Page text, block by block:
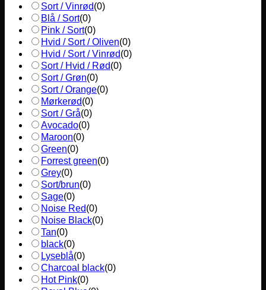
Sort / Vinrød(0)
Blå / Sort(0)
Pink / Sort(0)
Hvid / Sort / Oliven(0)
Hvid / Sort / Vinrød(0)
Sort / Hvid / Rød(0)
Sort / Grøn(0)
Sort / Orange(0)
Mørkerød(0)
Sort / Grå(0)
Avocado(0)
Maroon(0)
Green(0)
Forrest green(0)
Grey(0)
Sort/brun(0)
Sage(0)
Noise Red(0)
Noise Black(0)
Tan(0)
black(0)
Lyseblå(0)
Charcoal black(0)
Hot Pink(0)